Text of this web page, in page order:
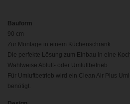
Bauform
90 cm
Zur Montage in einem Küchenschrank
Die perfekte Lösung zum Einbau in eine
Wahlweise Abluft- oder Umluftbetrieb
Für Umluftbetrieb wird ein Clean Air Plus
benötigt.